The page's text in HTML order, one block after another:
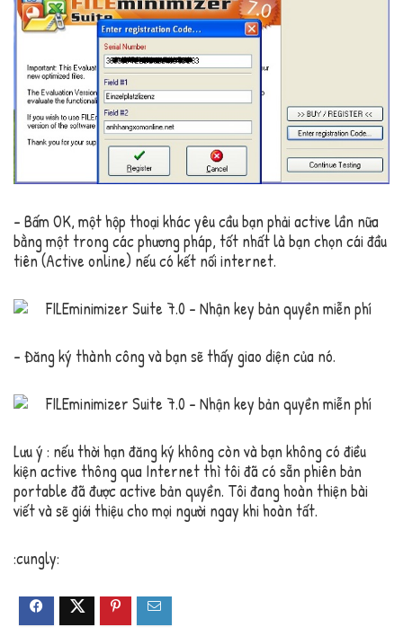
– Bấm OK, một hộp thoại khác yêu cầu bạn phải active lần nữa
bằng một trong các phương pháp, tốt nhất là bạn chọn cái đầu
tiên (Active online) nếu có kết nối internet.
– Đăng ký thành công và bạn sẽ thấy giao diện của nó.
Lưu ý : nếu thời hạn đăng ký không còn và bạn không có điều
kiện active thông qua Internet thì tôi đã có sẵn phiên bản
portable đã được active bản quyền. Tôi đang hoàn thiện bài
viết và sẽ giới thiệu cho mọi người ngay khi hoàn tất.
:cungly: